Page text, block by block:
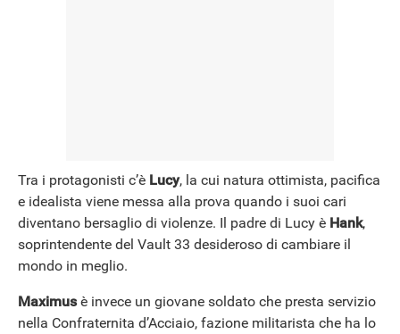
Tra i protagonisti c’è Lucy, la cui natura ottimista, pacifica
e idealista viene messa alla prova quando i suoi cari
diventano bersaglio di violenze. Il padre di Lucy è Hank,
soprintendente del Vault 33 desideroso di cambiare il
mondo in meglio.
Maximusè invece un giovane soldato che presta servizio
nella Confraternita d’Acciaio, fazione militarista che ha lo